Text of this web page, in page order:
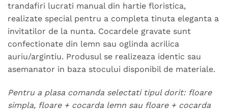
trandafiri lucrati manual din hartie floristica,
realizate special pentru a completa tinuta eleganta a
invitatilor de la nunta. Cocardele gravate sunt
confectionate din lemn sau oglinda acrilica
auriu/argintiu. Produsul se realizeaza identic sau
asemanator in baza stocului disponibil de materiale.
Pentru a plasa comanda selectati tipul dorit: floare
simpla, floare + cocarda lemn sau floare + cocarda